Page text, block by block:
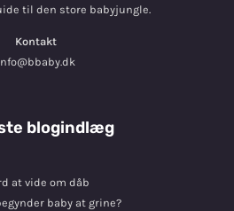
til den store babyjungle.
Kontakt
blogindlæg
at vide om dåb
baby at grine?